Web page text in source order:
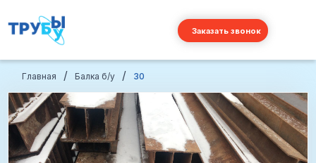
Заказать звонок
Главная / Балка б/у / 30